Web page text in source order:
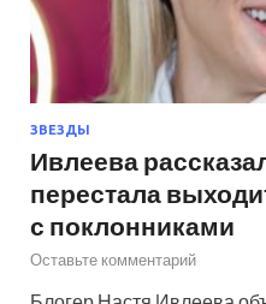
ЗВЕЗДЫ
Ивлеева
перестала
с поклонниками
Оставьте комментарий